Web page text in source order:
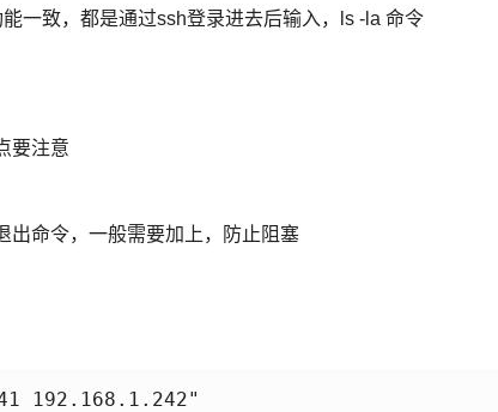
一致，都是通过ssh登录进去后输入，ls -la 命令
要注意
出命令，一般需要加上，防止阻塞
192.168.1.242"